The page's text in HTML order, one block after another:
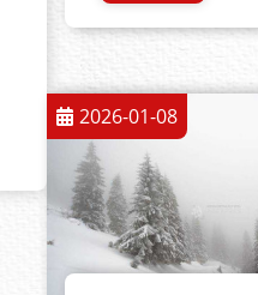
2026-01-08